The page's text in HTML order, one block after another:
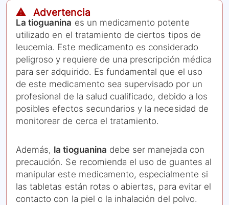
⚠️ Advertencia
La tioguanina es un medicamento potente
utilizado en el tratamiento de ciertos tipos de
leucemia. Este medicamento es considerado
peligroso y requiere de una prescripción médica
para ser adquirido. Es fundamental que el uso
de este medicamento sea supervisado por un
profesional de la salud cualificado, debido a los
posibles efectos secundarios y la necesidad de
monitorear de cerca el tratamiento.
Además, la tioguanina debe ser manejada con
precaución. Se recomienda el uso de guantes al
manipular este medicamento, especialmente si
las tabletas están rotas o abiertas, para evitar el
contacto con la piel o la inhalación del polvo.